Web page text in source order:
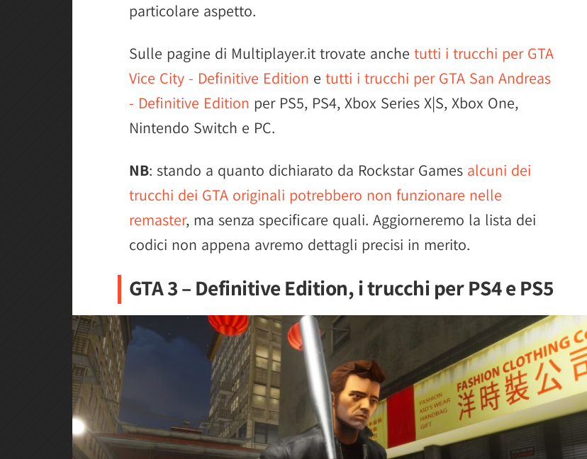
particolare aspetto.
Sulle pagine di Multiplayer.it trovate anche tutti i trucchi per GTA
Vice City - Definitive Edition e tutti i trucchi per GTA San Andreas
- Definitive Edition per PS5, PS4, Xbox Series X|S, Xbox One,
Nintendo Switch e PC.
NB: stando a quanto dichiarato da Rockstar Games alcuni dei
trucchi dei GTA originali potrebbero non funzionare nelle
remaster, ma senza specificare quali. Aggiorneremo la lista dei
codici non appena avremo dettagli precisi in merito.
GTA 3 – Definitive Edition, i trucchi per PS4 e PS5